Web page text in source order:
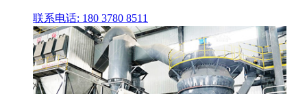
联系电话: 180 3780 8511